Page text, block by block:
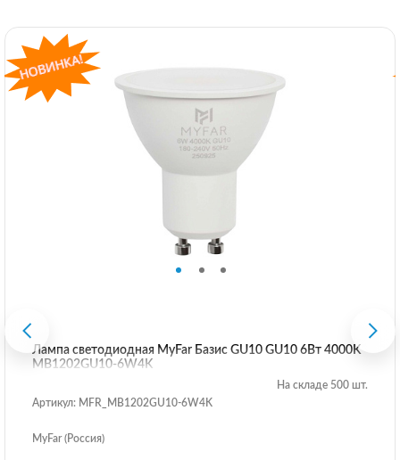
Лампа светодиодная MyFar Базиc GU10 GU10 6Вт 4000K
MB1202GU10-6W4K
На складе 500 шт.
Артикул: MFR_MB1202GU10-6W4K
MyFar (Россия)